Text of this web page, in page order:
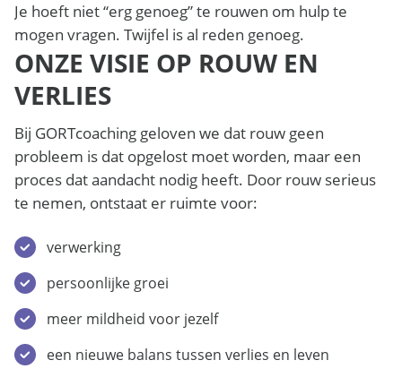
Je hoeft niet “erg genoeg” te rouwen om hulp te
mogen vragen. Twijfel is al reden genoeg.
ONZE VISIE OP ROUW EN
VERLIES
Bij GORTcoaching geloven we dat rouw geen
probleem is dat opgelost moet worden, maar een
proces dat aandacht nodig heeft. Door rouw serieus
te nemen, ontstaat er ruimte voor:
verwerking
persoonlijke groei
meer mildheid voor jezelf
een nieuwe balans tussen verlies en leven